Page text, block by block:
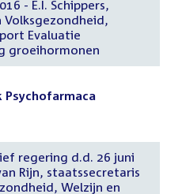
- E.I. Schippers,
Volksgezondheid,
Evaluatie
groeihormonen
Psychofarmaca
regering d.d. 26 juni
Rijn, staatssecretaris
Welzijn en